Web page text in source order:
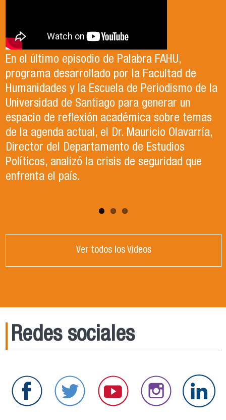
En el último episodio de Palabra FAHU,
programa desarrollado por la Facultad de
Humanidades y la Escuela de Periodismo de la
Universidad de Santiago para generar un
espacio de reflexión académica sobre temas
de la agenda actual, el Dr. Mauricio Olavarría,
Director del Departamento de Estudios
Políticos, analizó la crisis de seguridad que
enfrenta el país.
Antonia egresó de la Licenciatura en Estudios
Internacionales de la Universidad de Santiago
en el año 2023. Actualmente, trabaja en lo que
ella describe como el trabajo de sus sueños
en la Organización de las Naciones Unidas para
la Alimentación y la Agricultura (FAO).
El Departamento de Estudios Políticos, en
colaboración con la Asociación Chilena de
Ciencia Política (ACCP), fue el organizador del
exitoso Congreso que recientemente tuvo
lugar en la Universidad de Santiago. Durante el
evento, se llevaron a cabo paneles de
conversación, reflexión y debate sobre el
contexto político y académico nacional.
Puedes revisar los paneles en el apartado
"Congreso ACCP" de la página web.
Ver todos los Videos
Redes sociales